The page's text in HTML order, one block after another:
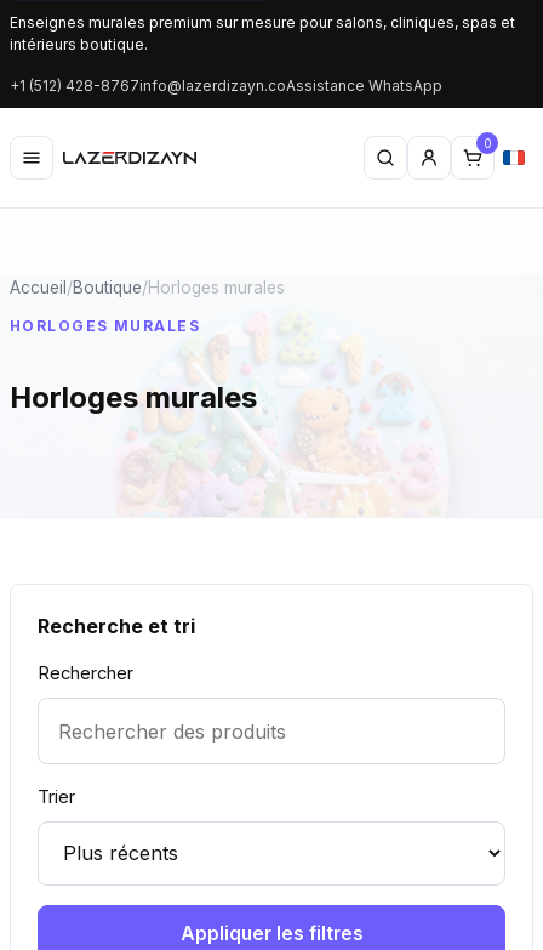
Enseignes murales premium sur mesure pour salons, cliniques, spas et
intérieurs boutique.
+1 (512) 428-8767info@lazerdizayn.coAssistance WhatsApp
0
Accueil/Boutique/Horloges murales
HORLOGES MURALES
Horloges murales
Recherche et tri
Rechercher
Trier
Appliquer les filtres